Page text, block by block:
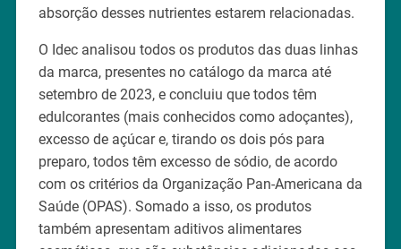
absorção desses nutrientes estarem relacionadas.
O Idec analisou todos os produtos das duas linhas
da marca, presentes no catálogo da marca até
setembro de 2023, e concluiu que todos têm
edulcorantes (mais conhecidos como adoçantes),
excesso de açúcar e, tirando os dois pós para
preparo, todos têm excesso de sódio, de acordo
com os critérios da Organização Pan-Americana da
Saúde (OPAS). Somado a isso, os produtos
também apresentam aditivos alimentares